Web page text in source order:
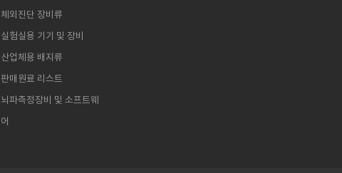
체외진단 장비류
실험실용 기기 및 장비
산업체용 배지류
판매원료 리스트
뇌파측정장비 및 소프트웨
어